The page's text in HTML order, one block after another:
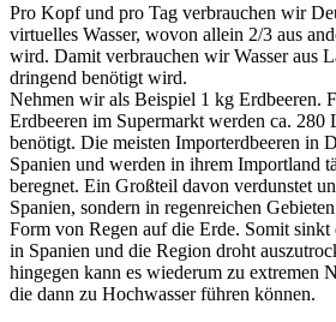
Pro Kopf und pro Tag verbrauchen wir
virtuelles Wasser, wovon allein 2/3 aus
wird. Damit verbrauchen wir Wasser aus
dringend benötigt wird.
Nehmen wir als Beispiel 1 kg Erdbeeren.
Erdbeeren im Supermarkt werden ca. 280
benötigt. Die meisten Importerdbeeren in
Spanien und werden in ihrem Importland
beregnet. Ein Großteil davon verdunstet
Spanien, sondern in regenreichen
Form von Regen auf die Erde. Somit sinkt
in Spanien und die Region droht
hingegen kann es wiederum zu extremen
die dann zu Hochwasser führen können.